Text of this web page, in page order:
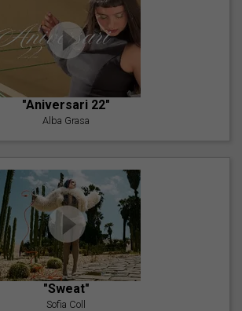
"Aniversari 22"
Alba Grasa
"Sweat"
Sofia Coll